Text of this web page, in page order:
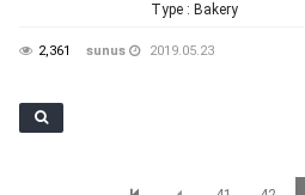
Type : Bakery
2,361 sunus 2019.05.23